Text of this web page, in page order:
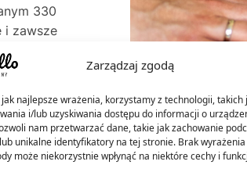
Zarządzaj zgodą
najlepsze wrażenia, korzystamy z technologii, takich
i/lub uzyskiwania dostępu do informacji o
nam przetwarzać dane, takie jak zachowanie
unikalne identyfikatory na tej stronie. Brak
może niekorzystnie wpłynąć na niektóre cechy i
330
i zawsze
– do 60